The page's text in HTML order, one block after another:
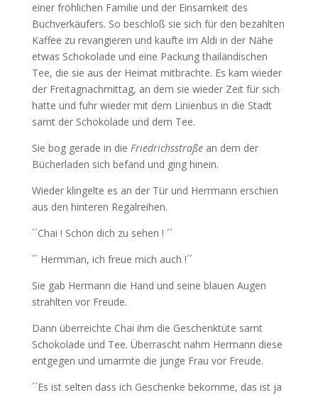
einer fröhlichen Familie und der Einsamkeit des
Buchverkäufers. So beschloß sie sich für den bezahlten
Kaffee zu revangieren und kaufte im Aldi in der Nähe
etwas Schokolade und eine Packung thailändischen
Tee, die sie aus der Heimat mitbrachte. Es kam wieder
der Freitagnachmittag, an dem sie wieder Zeit für sich
hatte und fuhr wieder mit dem Linienbus in die Stadt
samt der Schokolade und dem Tee.
Sie bog gerade in die Friedrichsstraße an dem der
Bücherladen sich befand und ging hinein.
Wieder klingelte es an der Tür und Herrmann erschien
aus den hinteren Regalreihen.
´´Chai ! Schön dich zu sehen ! ´´
´´ Hermman, ich freue mich auch !´´
Sie gab Hermann die Hand und seine blauen Augen
strahlten vor Freude.
Dann überreichte Chai ihm die Geschenktüte samt
Schokolade und Tee. Überrascht nahm Hermann diese
entgegen und umarmte die junge Frau vor Freude.
´´Es ist selten dass ich Geschenke bekomme, das ist ja